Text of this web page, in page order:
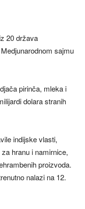
20 država
sajmu
pirinča, mleka i
dolara stranih
indijske vlasti,
hranu i namirnice,
proizvoda.
nalazi na 12.